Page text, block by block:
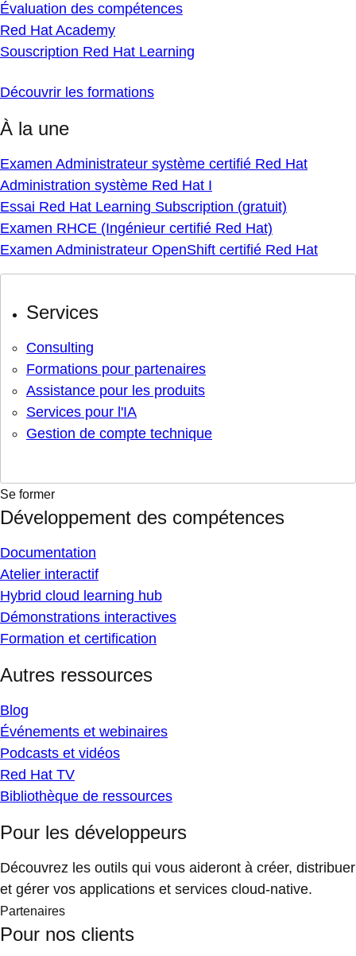
Évaluation des compétences
Red Hat Academy
Souscription Red Hat Learning
Découvrir les formations
À la une
Examen Administrateur système certifié Red Hat
Administration système Red Hat I
Essai Red Hat Learning Subscription (gratuit)
Examen RHCE (Ingénieur certifié Red Hat)
Examen Administrateur OpenShift certifié Red Hat
Services
Consulting
Formations pour partenaires
Assistance pour les produits
Services pour l'IA
Gestion de compte technique
Se former
Développement des compétences
Documentation
Atelier interactif
Hybrid cloud learning hub
Démonstrations interactives
Formation et certification
Autres ressources
Blog
Événements et webinaires
Podcasts et vidéos
Red Hat TV
Bibliothèque de ressources
Pour les développeurs
Découvrez les outils qui vous aideront à créer, distribuer
et gérer vos applications et services cloud-native.
Partenaires
Pour nos clients